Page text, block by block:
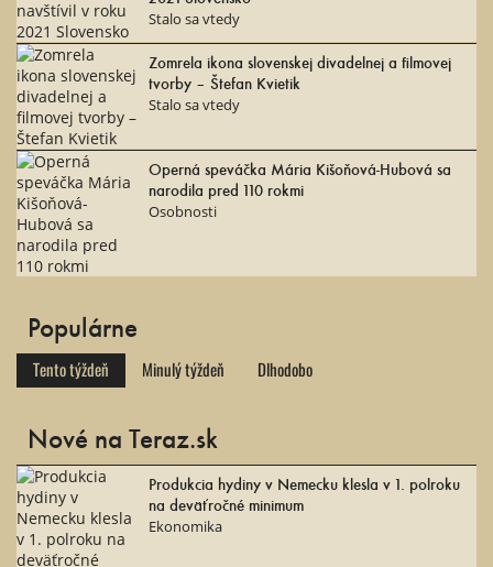
Stalo sa vtedy
Zomrela ikona slovenskej divadelnej a filmovej
tvorby – Štefan Kvietik
Stalo sa vtedy
Operná speváčka Mária Kišoňová-Hubová sa
narodila pred 110 rokmi
Osobnosti
Populárne
Tento týždeň Minulý týždeň Dlhodobo
Nové na Teraz.sk
Produkcia hydiny v Nemecku klesla v 1. polroku
na deväťročné minimum
Ekonomika